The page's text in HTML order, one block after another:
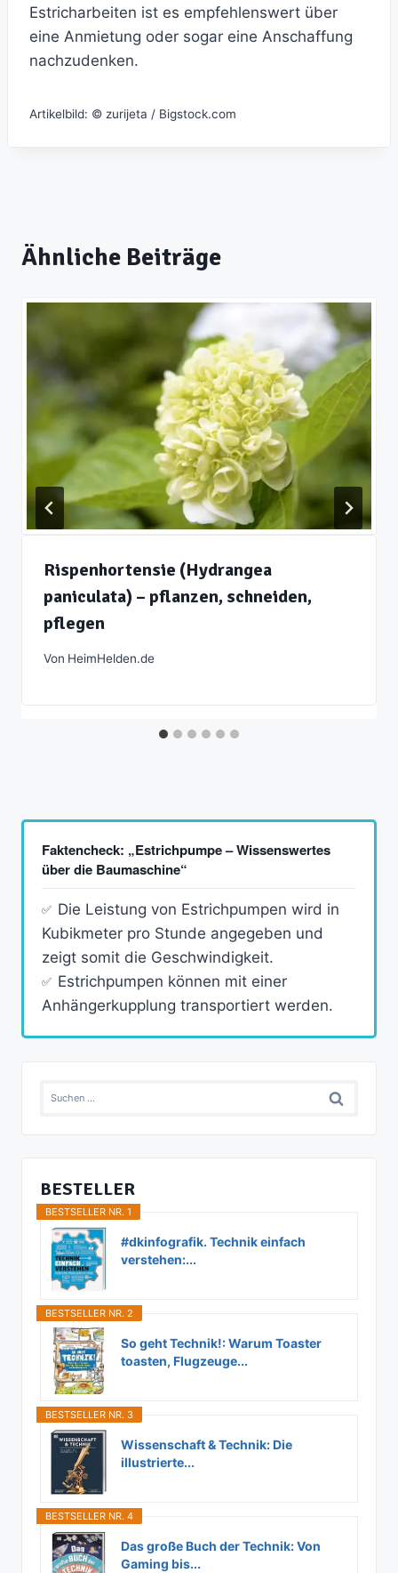
Estricharbeiten ist es empfehlenswert über
eine Anmietung oder sogar eine Anschaffung
nachzudenken.
Artikelbild: © zurijeta / Bigstock.com
Ähnliche Beiträge
Rispenhortensie (Hydrangea
paniculata) – pflanzen, schneiden,
pflegen
Von HeimHelden.de
Faktencheck: „Estrichpumpe – Wissenswertes
über die Baumaschine“
Die Leistung von Estrichpumpen wird in
Kubikmeter pro Stunde angegeben und
zeigt somit die Geschwindigkeit.
Estrichpumpen können mit einer
Anhängerkupplung transportiert werden.
Suchen
BESTELLER
BESTSELLER NR. 1
#dkinfografik. Technik einfach
verstehen:...
BESTSELLER NR. 2
So geht Technik!: Warum Toaster
toasten, Flugzeuge...
BESTSELLER NR. 3
Wissenschaft & Technik: Die
illustrierte...
BESTSELLER NR. 4
Das große Buch der Technik: Von
Gaming bis...